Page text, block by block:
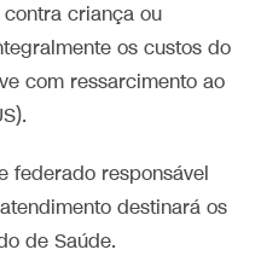
criança ou
os custos do
com ressarcimento ao
federado responsável
destinará os
de Saúde.